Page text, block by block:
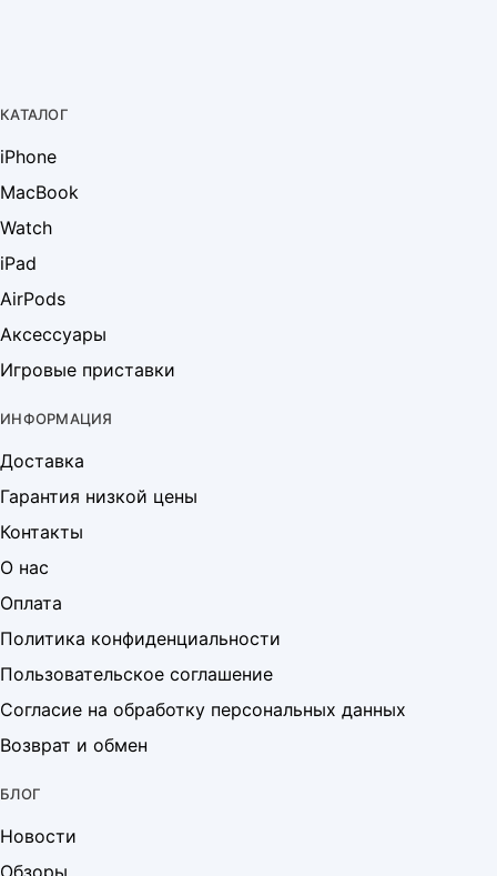
КАТАЛОГ
iPhone
MacBook
Watch
iPad
AirPods
Аксессуары
Игровые приставки
ИНФОРМАЦИЯ
Доставка
Гарантия низкой цены
Контакты
О нас
Оплата
Политика конфиденциальности
Пользовательское соглашение
Согласие на обработку персональных данных
Возврат и обмен
БЛОГ
Новости
Обзоры